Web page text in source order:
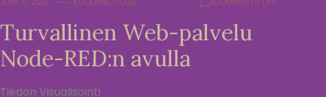
Turvallinen Web-palvelu
Node-RED:n avulla
Tiedon Visualisointi